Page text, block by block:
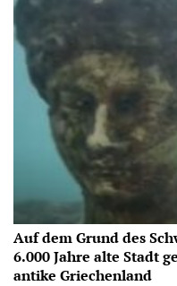
Auf dem Grund des
6.000 Jahre alte Stadt
antike Griechenland